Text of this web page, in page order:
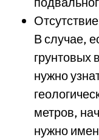
В случае,
грунтовых
нужно
метров,
нужно